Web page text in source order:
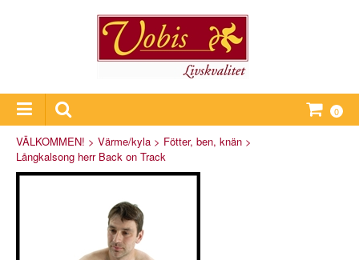
0
VÄLKOMMEN! > Värme/kyla > Fötter, ben, knän >
Långkalsong herr Back on Track